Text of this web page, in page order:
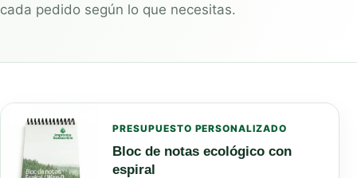
cada pedido según lo que necesitas.
PRESUPUESTO PERSONALIZADO
Bloc de notas ecológico con
espiral